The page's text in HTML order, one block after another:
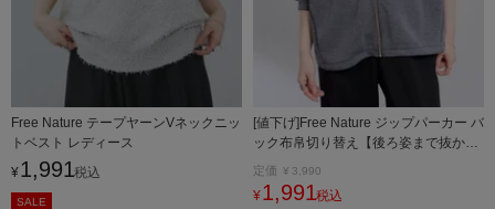
Free Nature テープヤーンVネックニッ
トベスト レディース
¥ 1,991税込
SALE
[値下げ]Free Nature ジップパーカー バ
ック布帛切り替え【後ろ姿まで抜かり
なく♪】 レディース
定価 ¥ 3,990
¥ 1,991税込